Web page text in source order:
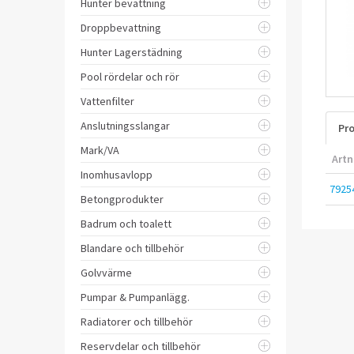
Hunter bevattning
Droppbevattning
Hunter Lagerstädning
Pool rördelar och rör
Vattenfilter
Anslutningsslangar
Mark/VA
Inomhusavlopp
Betongprodukter
Badrum och toalett
Blandare och tillbehör
Golvvärme
Pumpar & Pumpanlägg.
Radiatorer och tillbehör
Reservdelar och tillbehör